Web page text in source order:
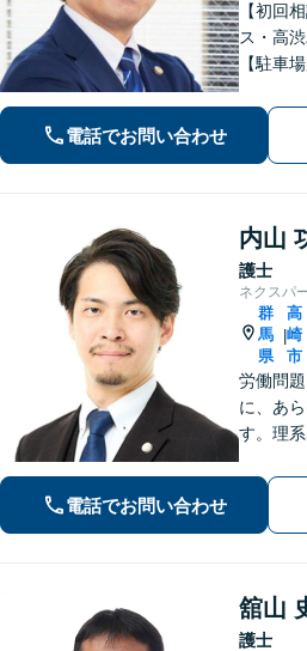
【初回
ス・高
【駐車
広く対
ングと
とを大
対応可】
電話でお問い合わせ
内山
護士
ネクスパ
群
馬
県
|
高
崎
市
労働問
に、あ
す。理
つ効果
在とし
【分割
電話でお問い合わせ
舘山
護士